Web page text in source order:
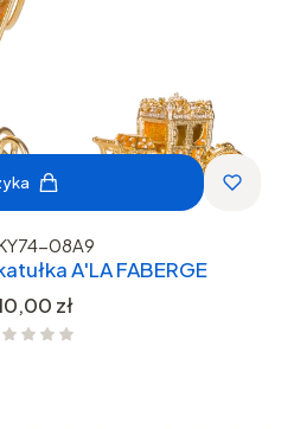
08A9
A'LA FABERGE
zł